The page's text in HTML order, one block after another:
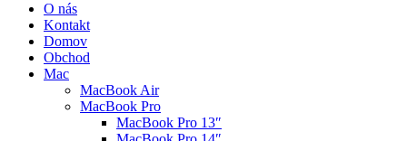
O nás
Kontakt
Domov
Obchod
Mac
MacBook Air
MacBook Pro
MacBook Pro 13″